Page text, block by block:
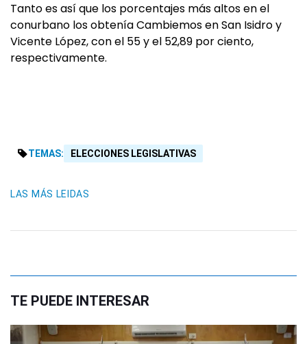
Tanto es así que los porcentajes más altos en el
conurbano los obtenía Cambiemos en San Isidro y
Vicente López, con el 55 y el 52,89 por ciento,
respectivamente.
TEMAS: ELECCIONES LEGISLATIVAS
LAS MÁS LEIDAS
TE PUEDE INTERESAR